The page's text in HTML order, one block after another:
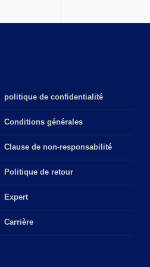
politique de confidentialité
Conditions générales
Clause de non-responsabilité
Politique de retour
Expert
Carrière